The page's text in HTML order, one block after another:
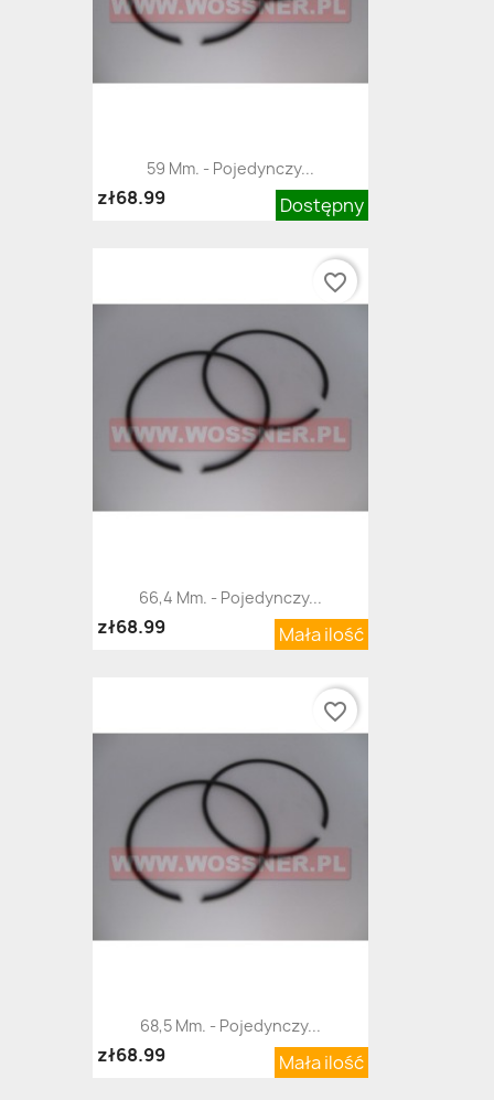
59 Mm. - Pojedynczy...
Dostępny
zł68.99
66,4 Mm. - Pojedynczy...
Mała ilość
zł68.99
favorite_border
68,5 Mm. - Pojedynczy...
Mała ilość
zł68.99
favorite_border